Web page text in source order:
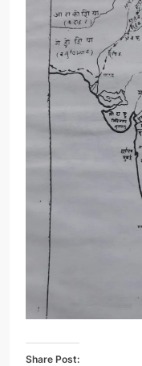
Share Post: